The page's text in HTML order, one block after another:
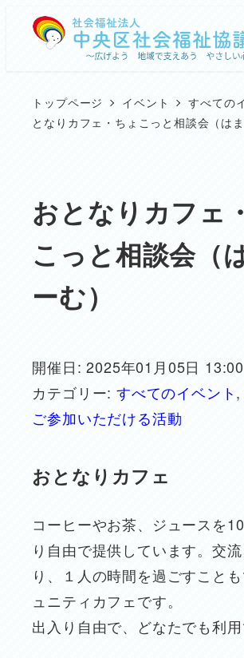
トップページ イベント すべての
となりカフェ・ちょこっと相談会（はま
おとなりカフェ
こっと相談会（
ーむ）
開催日: 2025年01月05日
カテゴリー: すべてのイベント,
ご参加いただける活動
おとなりカフェ
コーヒーやお茶、ジュースを
り自由で提供しています。交
り、１人の時間を過ごすこと
ュニティカフェです。
出入り自由で、どなたでも利用